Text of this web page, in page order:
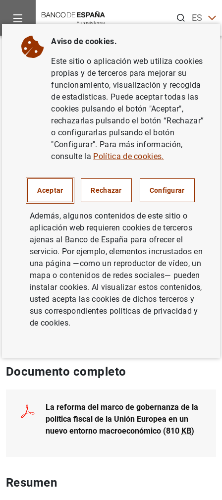
ESEN
Inicio Publicaciones
Volver
La reforma del marco de
gobernanza de la política fiscal
de la Unión Europea en un
nuevo entorno
macroeconómico
Serie: Documentos Ocasionales. 2121.
Autor:Mario Alloza, Javier Andrés ,
Burriel ,Iván Kataryniuk,Javier J. Pérezy
Juan Luis Vega Croissier
POLÍTICA FISCAL
GOBERNANZA DEUDA PÚBLICA
Documento completo
La reforma del marco de gobernanza de la
política fiscal de la Unión Europea en un
nuevo entorno macroeconómico (810 KB)
Resumen
Aviso de cookies.
Este sitio o aplicación web utiliza cookies
propias y de terceros para mejorar su
funcionamiento, visualización y recogida
de estadísticas. Puede aceptar todas las
cookies pulsando el botón "Aceptar",
rechazarlas pulsando el botón “Rechazar”
o configurarlas pulsando el botón
"Configurar". Para más información,
consulte la Política de cookies.
Aceptar Rechazar Configurar
Además, algunos contenidos de este sitio o
aplicación web requieren cookies de terceros
ajenas al Banco de España para ofrecer el
servicio. Por ejemplo, elementos incrustados en
una página —como un reproductor de vídeo, un
mapa o contenidos de redes sociales— pueden
instalar cookies. Al visualizar estos contenidos,
usted acepta las cookies de dichos terceros y
sus correspondientes políticas de privacidad y
de cookies.